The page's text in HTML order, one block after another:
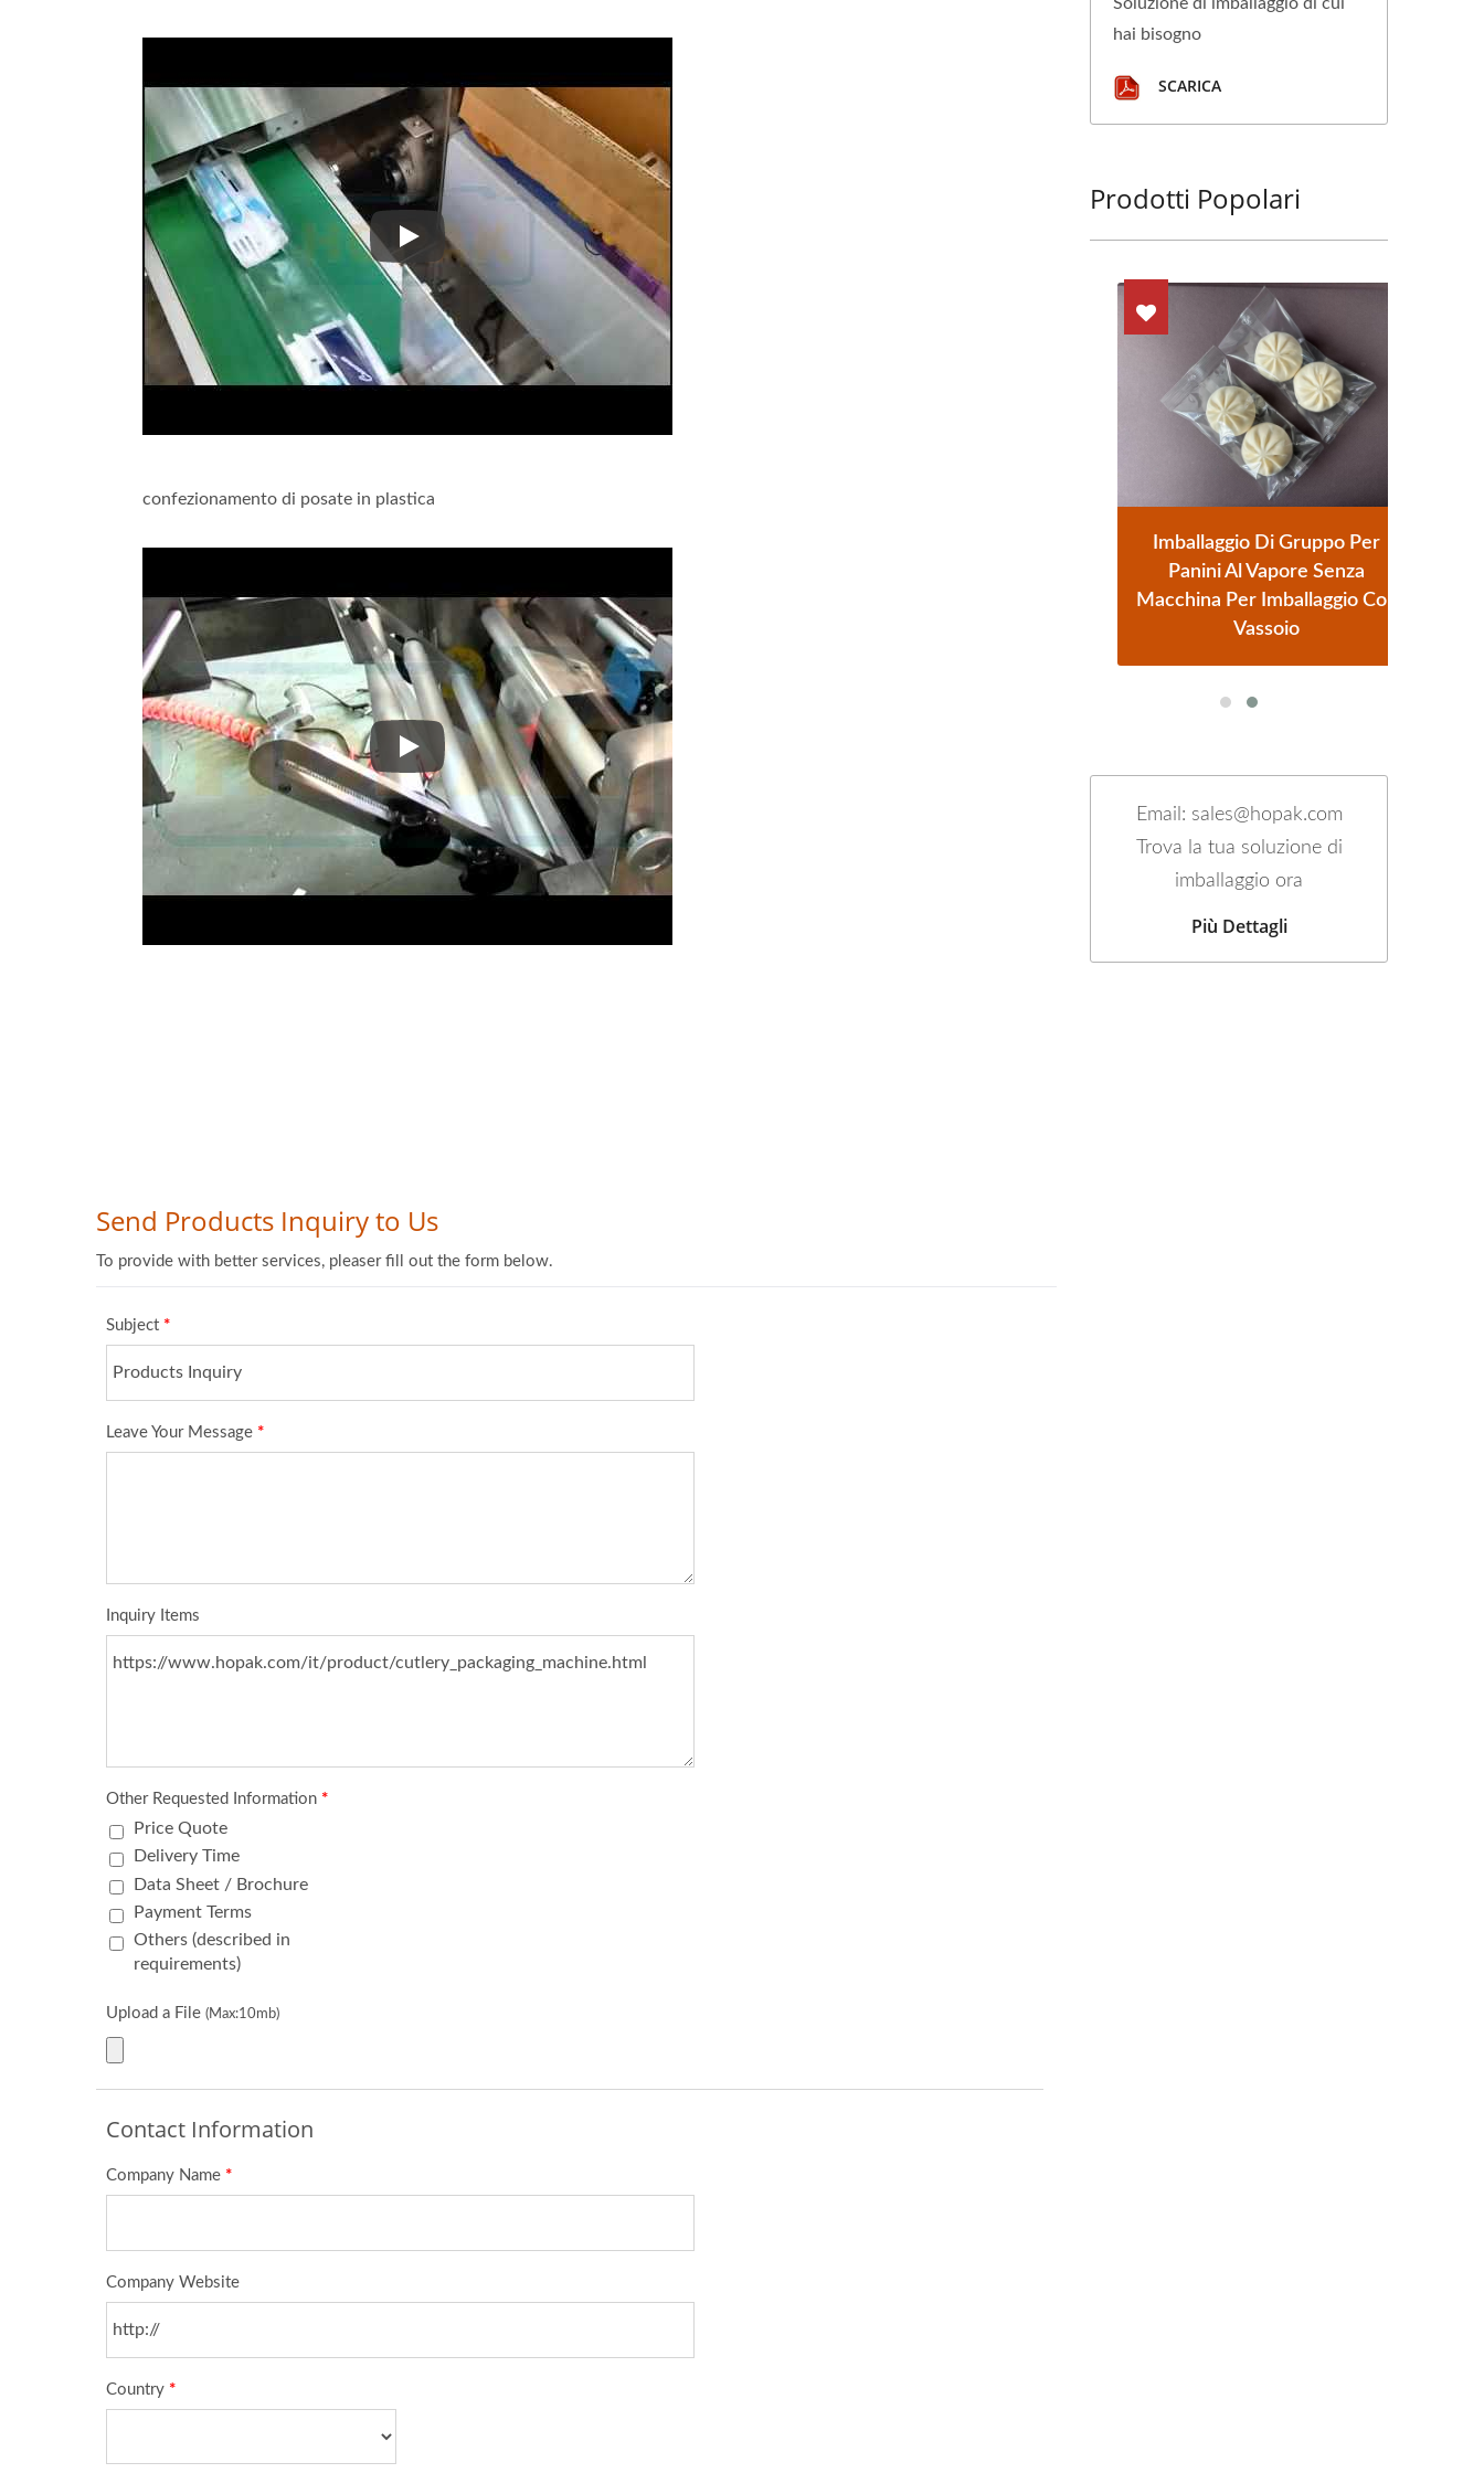
confezionamento di posate per compagnie aeree
confezionamento di posate in plastica
confezionamento di posate in plastica
hai bisogno
SCARICA
Prodotti Popolari
Di Colla Calda
Macchina Per Imballaggio Con
Vassoio
Imballaggio Di Gruppo Per
Panini Al Vapore Senza
Macchina Per Imballaggio Con
Vassoio
Email: sales@hopak.com
Trova la tua soluzione di
imballaggio ora
Più Dettagli